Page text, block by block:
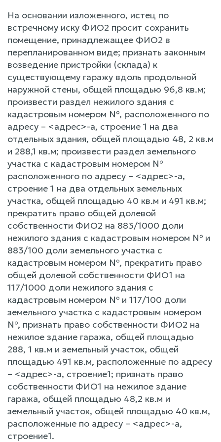
На основании изложенного, истец по
встречному иску ФИО2 просит сохранить
помещение, принадлежащее ФИО2 в
перепланированном виде; признать законным
возведение пристройки (склада) к
существующему гаражу вдоль продольной
наружной стены, общей площадью 96,8 кв.м;
произвести раздел нежилого здания с
кадастровым номером №, расположенного по
адресу – <адрес>-а, строение 1 на два
отдельных здания, общей площадью 48, 2 кв.м
и 288,1 кв.м; произвести раздел земельного
участка с кадастровым номером №
расположенного по адресу – <адрес>-а,
строение 1 на два отдельных земельных
участка, общей площадью 40 кв.м и 491 кв.м;
прекратить право общей долевой
собственности ФИО2 на 883/1000 доли
нежилого здания с кадастровым номером № и
883/100 доли земельного участка с
кадастровым номером №, прекратить право
общей долевой собственности ФИО1 на
117/1000 доли нежилого здания с
кадастровым номером № и 117/100 доли
земельного участка с кадастровым номером
№, признать право собственности ФИО2 на
нежилое здание гаража, общей площадью
288, 1 кв.м и земельный участок, общей
площадью 491 кв.м, расположенные по адресу
– <адрес>-а, строение1; признать право
собственности ФИО1 на нежилое здание
гаража, общей площадью 48,2 кв.м и
земельный участок, общей площадью 40 кв.м,
расположенные по адресу – <адрес>-а,
строение1.